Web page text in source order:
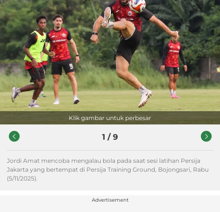
Klik gambar untuk perbesar
1 / 9
Jordi Amat mencoba mengalau bola pada saat sesi latihan Persija
Jakarta yang bertempat di Persija Training Ground, Bojongsari, Rabu
(5/11/2025).